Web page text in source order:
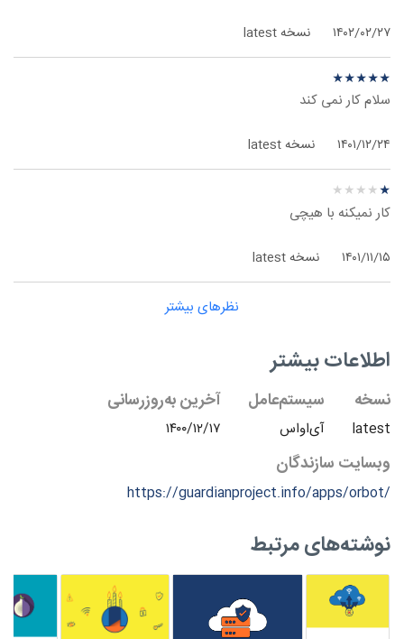
۱۴۰۲/۰۲/۲۷ نسخه latest
نظر درباره ‫Orbot - آی‌اواس★★★★★
★
★
★
★
★
سلام کار نمی کند
۱۴۰۱/۱۲/۲۴ نسخه latest
نظر درباره ‫Orbot - آی‌اواس★★★★★
★
★
★
★
★
کار نمیکنه با هیچی
۱۴۰۱/۱۱/۱۵ نسخه latest
نظرهای بیشتر
اطلاعات بیشتر
نسخه
latest
سیستم‌عامل
آی‌اواس
آخرین به‌روزرسانی
۱۴۰۰/۱۲/۱۷
وبسایت سازندگان
https://guardianproject.info/apps/orbot/
نوشته‌های مرتبط